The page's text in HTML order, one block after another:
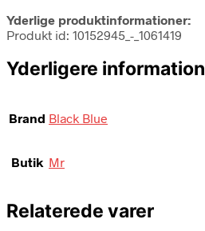
Yderlige produktinformationer:
Produkt id: 10152945_-_1061419
Yderligere information
Brand Black Blue
Butik Mr
Relaterede varer